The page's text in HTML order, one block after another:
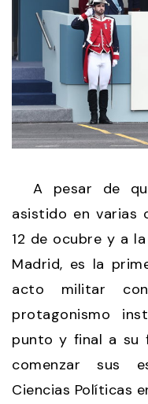
A pesar de
asistido en varias
12 de ocubre y a
Madrid, es la
acto militar
protagonismo
punto y final a su
comenzar sus
Ciencias Políticas